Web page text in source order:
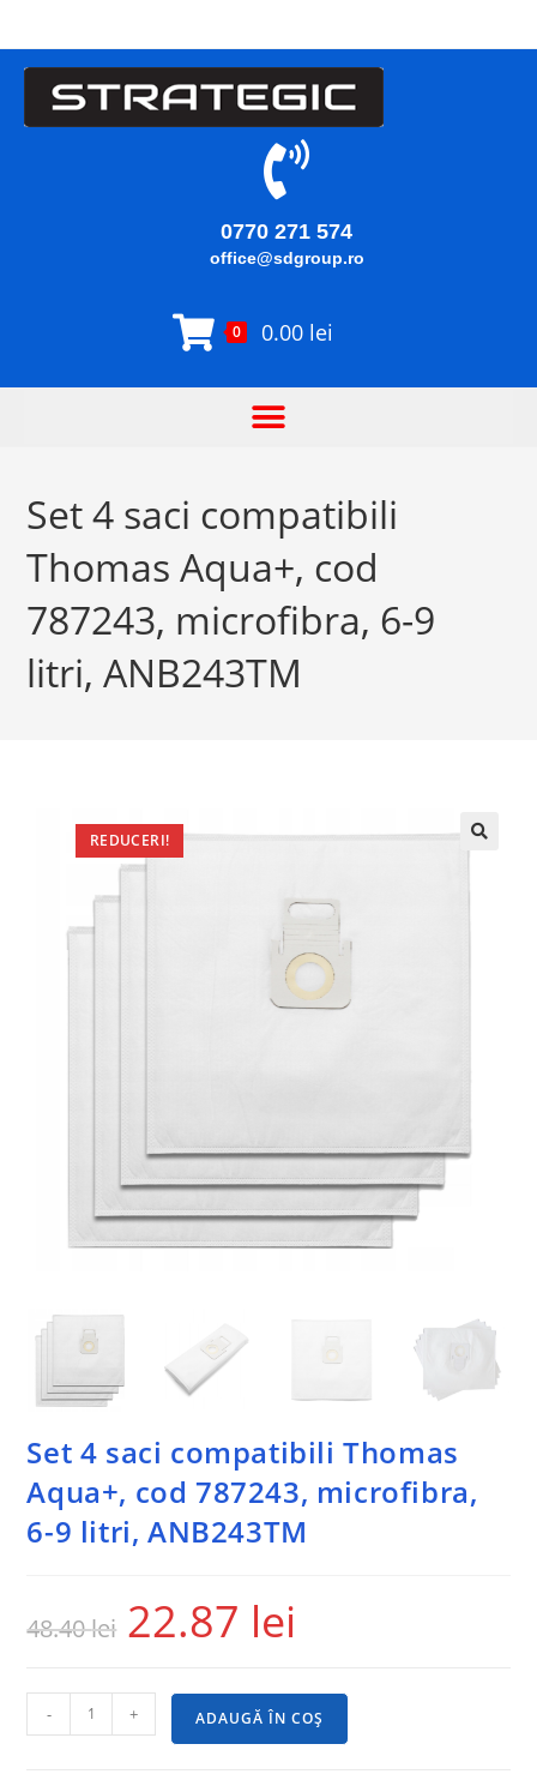
0770 271 574
office@sdgroup.ro
0 0.00 lei
Set 4 saci compatibili
Thomas Aqua+, cod
787243, microfibra, 6-9
litri, ANB243TM
REDUCERI!
Set 4 saci compatibili Thomas
Aqua+, cod 787243, microfibra,
6-9 litri, ANB243TM
48.40lei 22.87 lei
- + ADAUGĂ ÎN COȘ